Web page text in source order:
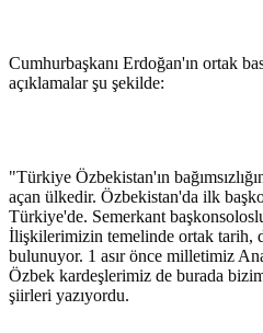
Cumhurbaşkanı Erdoğan'ın ortak
açıklamalar şu şekilde:
"Türkiye Özbekistan'ın
açan ülkedir. Özbekistan'da ilk
Türkiye'de. Semerkant
İlişkilerimizin temelinde ortak tarih,
bulunuyor. 1 asır önce milletimiz
Özbek kardeşlerimiz de burada
şiirleri yazıyordu.